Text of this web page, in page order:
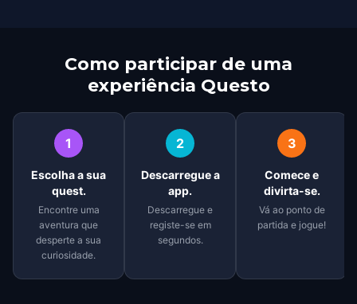
Como participar de uma
experiência Questo
1
Escolha a sua
quest.
Encontre uma
aventura que
desperte a sua
curiosidade.
2
Descarregue a
app.
Descarregue e
registe-se em
segundos.
3
Comece e
divirta-se.
Vá ao ponto de
partida e jogue!